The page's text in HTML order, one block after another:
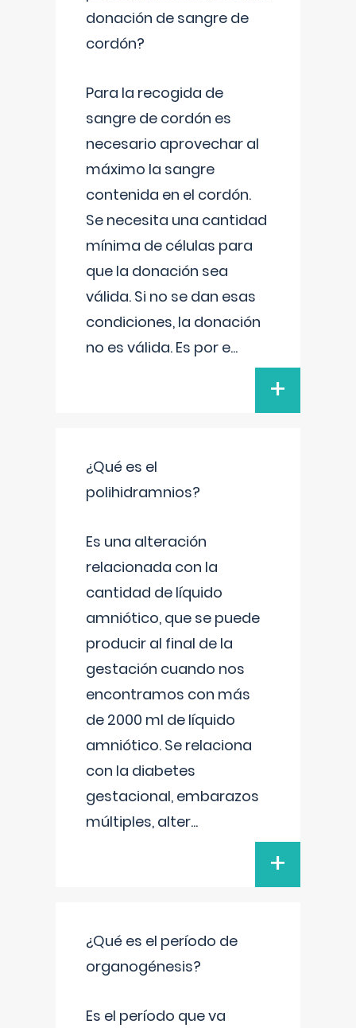
donación de sangre de
cordón?
Para la recogida de
sangre de cordón es
necesario aprovechar al
máximo la sangre
contenida en el cordón.
Se necesita una cantidad
mínima de células para
que la donación sea
válida. Si no se dan esas
condiciones, la donación
no es válida. Es por e...
+
¿Qué es el
polihidramnios?
Es una alteración
relacionada con la
cantidad de líquido
amniótico, que se puede
producir al final de la
gestación cuando nos
encontramos con más
de 2000 ml de líquido
amniótico. Se relaciona
con la diabetes
gestacional, embarazos
múltiples, alter...
+
¿Qué es el período de
organogénesis?
Es el período que va